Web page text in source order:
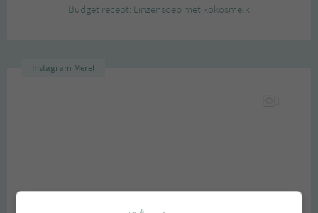
Budget recept: Linzensoep met kokosmelk
Instagram Merel